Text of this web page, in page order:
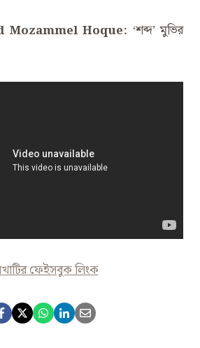
Mozammel Hoque: ‌‘শব্দ’ মুভির
ফেইসবুক লিংক